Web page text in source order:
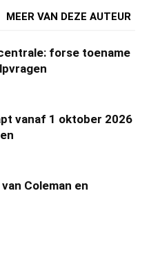
MEER VAN DEZE AUTEUR
forse toename
vanaf 1 oktober 2026
Coleman en